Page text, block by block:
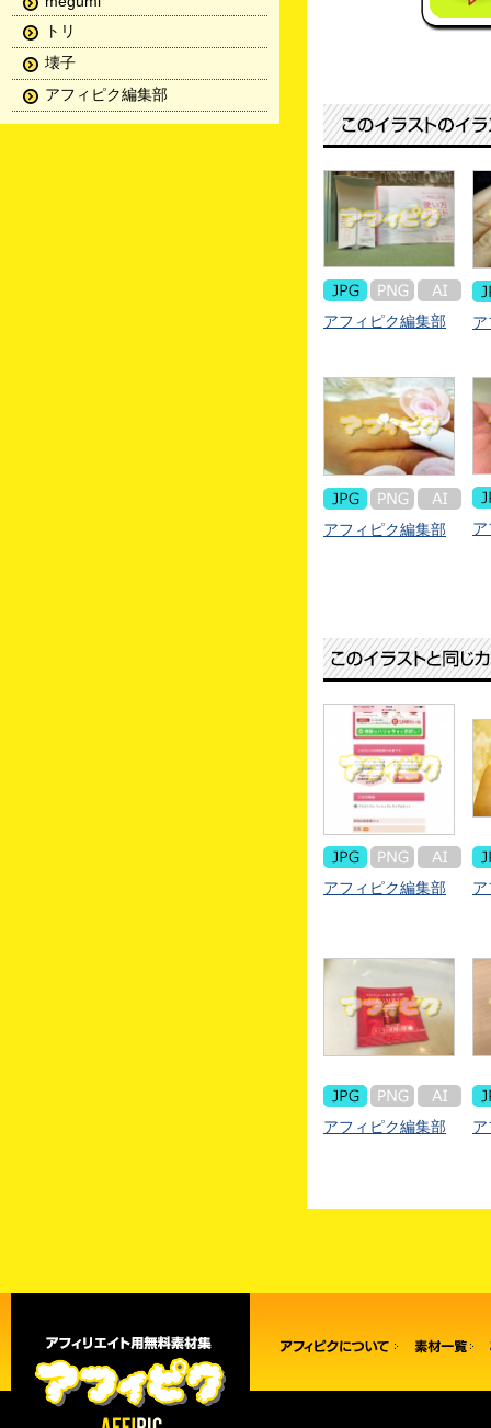
アフィピク編集部
アフィピク編集部
アフィピク編集部
アフィピク編集部
トリ
壊子
アフィピク編集部